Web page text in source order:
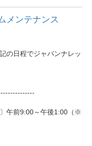
メンテナンス
の日程でジャパンナレッ
--
午前9:00～午後1:00（※